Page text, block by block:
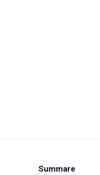
Summare